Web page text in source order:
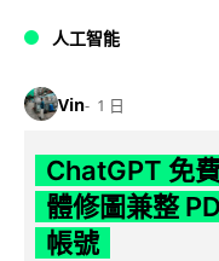
人工智能
Vin 1 日
ChatGPT 免
體修圖兼整
帳號